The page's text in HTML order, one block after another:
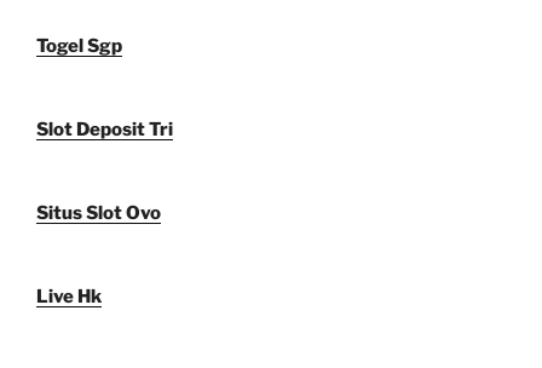
Togel Sgp
Slot Deposit Tri
Situs Slot Ovo
Live Hk